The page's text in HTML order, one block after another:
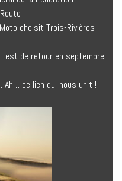
choisit Trois-Rivières
est de retour en septembre
Ah… ce lien qui nous unit !